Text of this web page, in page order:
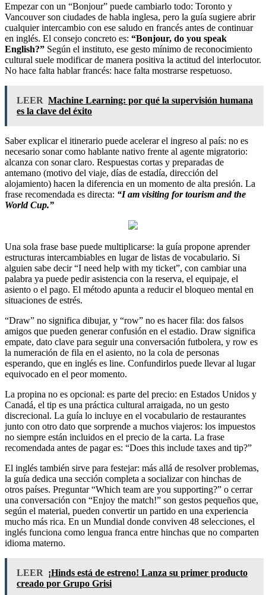
Empezar con un “Bonjour” puede cambiarlo todo: Toronto y
Vancouver son ciudades de habla inglesa, pero la guía sugiere abrir
cualquier intercambio con ese saludo en francés antes de continuar
en inglés. El consejo concreto es: “Bonjour, do you speak
English?” Según el instituto, ese gesto mínimo de reconocimiento
cultural suele modificar de manera positiva la actitud del interlocutor.
No hace falta hablar francés: hace falta mostrarse respetuoso.
LEER Machine Learning: por qué la supervisión humana
es la clave del éxito
Saber explicar el itinerario puede acelerar el ingreso al país: no es
necesario sonar como hablante nativo frente al agente migratorio:
alcanza con sonar claro. Respuestas cortas y preparadas de
antemano (motivo del viaje, días de estadía, dirección del
alojamiento) hacen la diferencia en un momento de alta presión. La
frase recomendada es directa: “I am visiting for tourism and the
World Cup.”
Una sola frase base puede multiplicarse: la guía propone aprender
estructuras intercambiables en lugar de listas de vocabulario. Si
alguien sabe decir “I need help with my ticket”, con cambiar una
palabra ya puede pedir asistencia con la reserva, el equipaje, el
asiento o el pago. El método apunta a reducir el bloqueo mental en
situaciones de estrés.
“Draw” no significa dibujar, y “row” no es hacer fila: dos falsos
amigos que pueden generar confusión en el estadio. Draw significa
empate, dato clave para seguir una conversación futbolera, y row es
la numeración de fila en el asiento, no la cola de personas
esperando, que en inglés es line. Confundirlos puede llevar al lugar
equivocado en el peor momento.
La propina no es opcional: es parte del precio: en Estados Unidos y
Canadá, el tip es una práctica cultural arraigada, no un gesto
discrecional. La guía lo incluye en el vocabulario de restaurantes
junto con otro dato que sorprende a muchos viajeros: los impuestos
no siempre están incluidos en el precio de la carta. La frase
recomendada antes de pagar es: “Does this include taxes and tip?”
El inglés también sirve para festejar: más allá de resolver problemas,
la guía dedica una sección completa a socializar con hinchas de
otros países. Preguntar “Which team are you supporting?” o cerrar
una conversación con “Enjoy the match!” son gestos pequeños que,
según el material, pueden convertir un partido en una experiencia
mucho más rica. En un Mundial donde conviven 48 selecciones, el
inglés funciona como lengua franca entre hinchas que no comparten
idioma materno.
LEER ¡Hinds está de estreno! Lanza su primer producto
creado por Grupo Grisi